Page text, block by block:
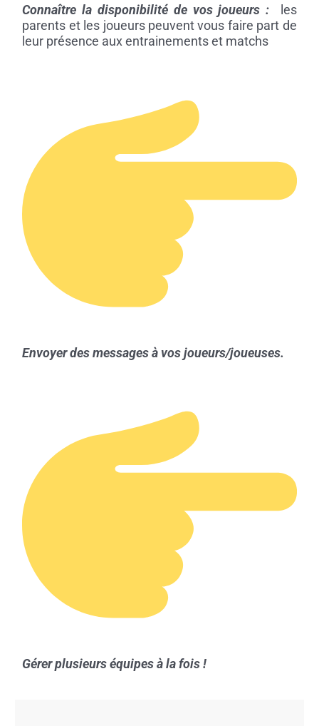
Connaître la disponibilité de vos joueurs : les
parents et les joueurs peuvent vous faire part de
leur présence aux entrainements et matchs
Envoyer des messages à vos joueurs/joueuses.
Gérer plusieurs équipes à la fois !